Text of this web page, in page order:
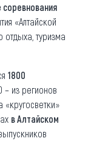
соревнования
«Алтайской
отдыха, туризма
1800
– из регионов
«кругосветки»
в Алтайском